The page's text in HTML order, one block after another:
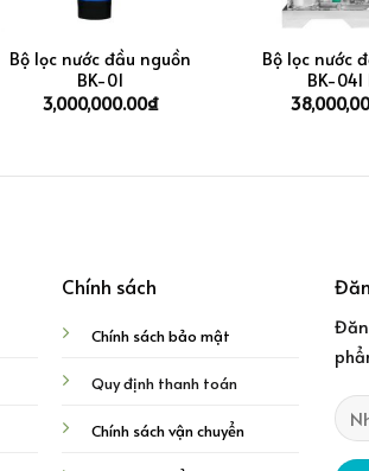
Bộ lọc nước đầu nguồn
BK-01
3,000,000.00₫
Bộ lọc nước
BK-04I
Chính sách
Chính sách bảo mật
Quy định thanh toán
Chính sách vận chuyển